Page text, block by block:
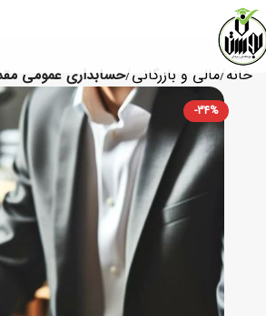
خانه مالی و بازرگانی حسابداری عمومی
-34%